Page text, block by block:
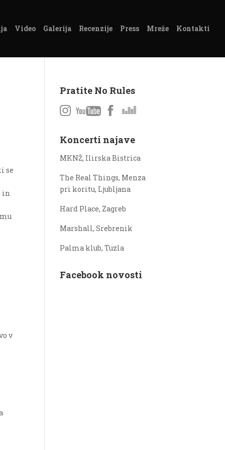
Video Galerija Recenzije Press Mreže Kontakti
se
in
v
Pratite No Rules
Koncerti najave
MKNŽ, Ilirska Bistrica
The Real Things, Menza
pri koritu, Ljubljana
Hard Place, Zagreb
Marshall, Srebrenik
Palma klub, Tuzla
Facebook novosti